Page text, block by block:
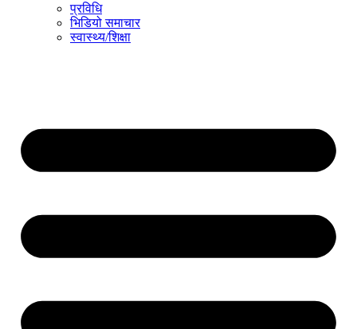
प्रविधि
भिडियो समाचार
स्वास्थ्य/शिक्षा